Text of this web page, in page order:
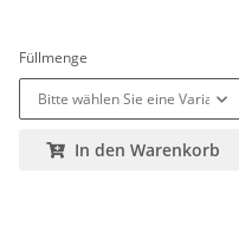
Füllmenge
Bitte wählen Sie eine Variation.
In den Warenkorb